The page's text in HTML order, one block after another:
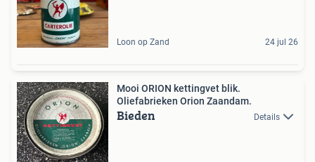
Loon op Zand 24 jul 26
Mooi ORION kettingvet blik.
Oliefabrieken Orion Zaandam.
Bieden Details